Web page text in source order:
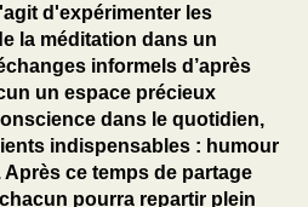
d'expérimenter les
la méditation dans un
informels d’après
un espace précieux
dans le quotidien,
indispensables : humour
Après ce temps de partage
pourra repartir plein